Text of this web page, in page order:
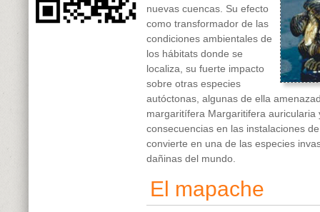
nuevas cuencas. Su efecto
como transformador de las
condiciones ambientales de
los hábitats donde se
localiza, su fuerte impacto
sobre otras especies
autóctonas, algunas de ella
margaritífera Margaritifera auricularia
consecuencias en las instalaciones
convierte en una de las especies
dañinas del mundo.
El mapache